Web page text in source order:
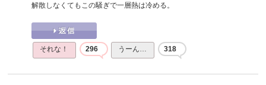
解散しなくてもこの騒ぎで一層熱は冷める。
それな！ 296 うーん… 318